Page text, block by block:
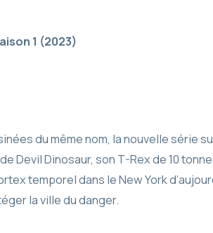
1 (2023)
du même nom, la nouvelle série
Devil Dinosaur, son T-Rex de 10
temporel dans le New York
la ville du danger.